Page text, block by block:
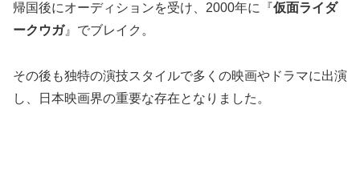
帰国後にオーディションを受け、2000年に『仮面ライダ
ークウガ』でブレイク。
その後も独特の演技スタイルで多くの映画やドラマに出演
し、日本映画界の重要な存在となりました。